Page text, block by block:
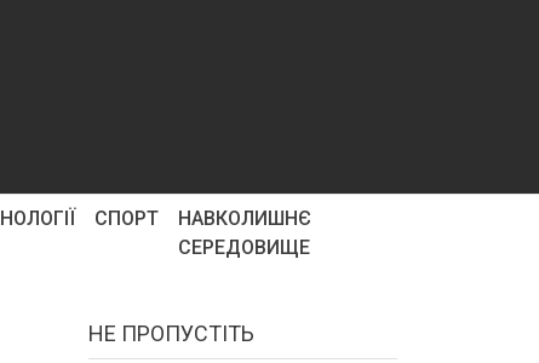
СПОРТ
НАВКОЛИШНЄ
СЕРЕДОВИЩЕ
НЕ ПРОПУСТІТЬ